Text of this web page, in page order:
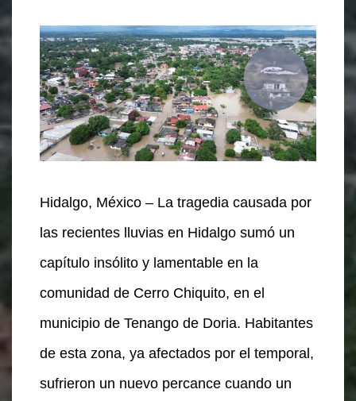
Hidalgo, México – La tragedia causada por
las recientes lluvias en Hidalgo sumó un
capítulo insólito y lamentable en la
comunidad de Cerro Chiquito, en el
municipio de Tenango de Doria. Habitantes
de esta zona, ya afectados por el temporal,
sufrieron un nuevo percance cuando un